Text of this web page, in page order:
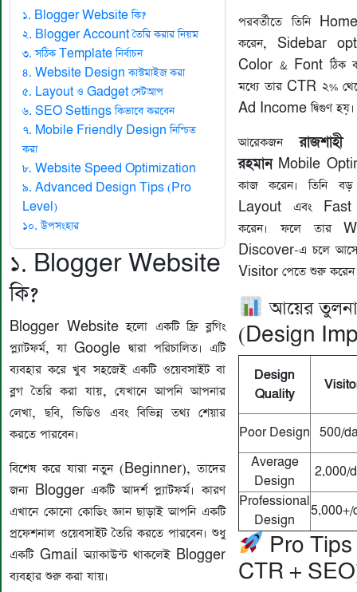
১. Blogger Website কি?
২. Blogger Account তৈরি করার নিয়ম
৩. সঠিক Template নির্বাচন
৪. Website Design কাস্টমাইজ করা
৫. Layout ও Gadget সেটআপ
৬. SEO Settings কিভাবে করবেন
৭. Mobile Friendly Design নিশ্চিত
করা
৮. Website Speed Optimization
৯. Advanced Design Tips (Pro
Level)
১০. উপসংহার
১. Blogger Website
কি?
Blogger Website হলো একটি ফ্রি ব্লগিং
প্ল্যাটফর্ম, যা Google দ্বারা পরিচালিত। এটি
ব্যবহার করে খুব সহজেই একটি ওয়েবসাইট বা
ব্লগ তৈরি করা যায়, যেখানে আপনি আপনার
লেখা, ছবি, ভিডিও এবং বিভিন্ন তথ্য শেয়ার
করতে পারবেন।
বিশেষ করে যারা নতুন (Beginner), তাদের
জন্য Blogger একটি আদর্শ প্ল্যাটফর্ম। কারণ
এখানে কোনো কোডিং জ্ঞান ছাড়াই আপনি একটি
প্রফেশনাল ওয়েবসাইট তৈরি করতে পারবেন। শুধু
একটি Gmail অ্যাকাউন্ট থাকলেই Blogger
ব্যবহার শুরু করা যায়।
পরবর্তীতে তিনি
করেন, Sidebar
Color & Font ঠিক
মধ্যে তার CTR ২%
Ad Income দ্বিগুণ হয়।
আরেকজন
রহমানMobile
কাজ করেন। তিনি
Layout এবং Fast
করেন। ফলে তার
Discover-এ চলে
Visitor পেতে শুরু
আয়ের
(Design
Design
Quality
Poor Design
500/
Average
Design
2,000/
Professional
Design
5,000+/
Pro
CTR +